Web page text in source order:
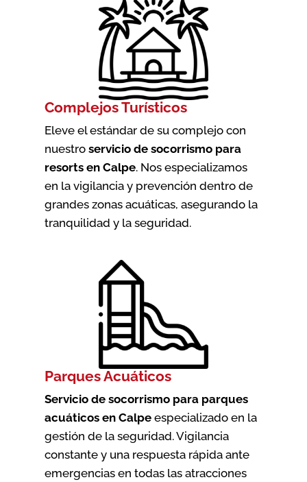
Complejos Turísticos
Eleve el estándar de su complejo con
nuestro servicio de socorrismo para
resorts en Calpe. Nos especializamos
en la vigilancia y prevención dentro de
grandes zonas acuáticas, asegurando la
tranquilidad y la seguridad.
Parques Acuáticos
Servicio de socorrismo para parques
acuáticos en Calpe especializado en la
gestión de la seguridad. Vigilancia
constante y una respuesta rápida ante
emergencias en todas las atracciones